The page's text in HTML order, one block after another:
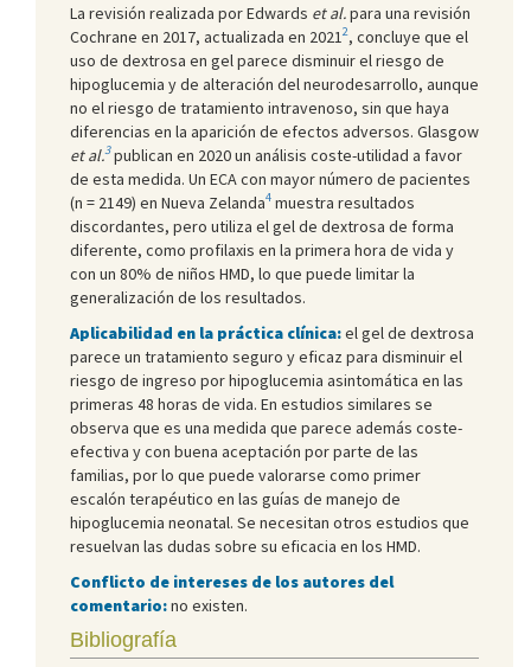
La revisión realizada por Edwards et al.para una revisión
Cochrane en 2017, actualizada en 2021 2, concluye que el
uso de dextrosa en gel parece disminuir el riesgo de
hipoglucemia y de alteración del neurodesarrollo, aunque
no el riesgo de tratamiento intravenoso, sin que haya
diferencias en la aparición de efectos adversos. Glasgow
et al.3publican en 2020 un análisis coste-utilidad a favor
de esta medida. Un ECA con mayor número de pacientes
(n = 2149) en Nueva Zelanda4 muestra resultados
discordantes, pero utiliza el gel de dextrosa de forma
diferente, como profilaxis en la primera hora de vida y
con un 80% de niños HMD, lo que puede limitar la
generalización de los resultados.
Aplicabilidad en la práctica clínica:el gel de dextrosa
parece un tratamiento seguro y eficaz para disminuir el
riesgo de ingreso por hipoglucemia asintomática en las
primeras 48 horas de vida. En estudios similares se
observa que es una medida que parece además coste-
efectiva y con buena aceptación por parte de las
familias, por lo que puede valorarse como primer
escalón terapéutico en las guías de manejo de
hipoglucemia neonatal. Se necesitan otros estudios que
resuelvan las dudas sobre su eficacia en los HMD.
Conflicto de intereses de los autores del
comentario:no existen.
Bibliografía